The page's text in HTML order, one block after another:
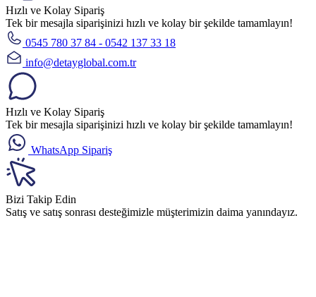
Hızlı ve Kolay Sipariş
Tek bir mesajla siparişinizi hızlı ve kolay bir şekilde tamamlayın!
0545 780 37 84 - 0542 137 33 18
info@detayglobal.com.tr
Hızlı ve Kolay Sipariş
Tek bir mesajla siparişinizi hızlı ve kolay bir şekilde tamamlayın!
WhatsApp Sipariş
Bizi Takip Edin
Satış ve satış sonrası desteğimizle müşterimizin daima yanındayız.